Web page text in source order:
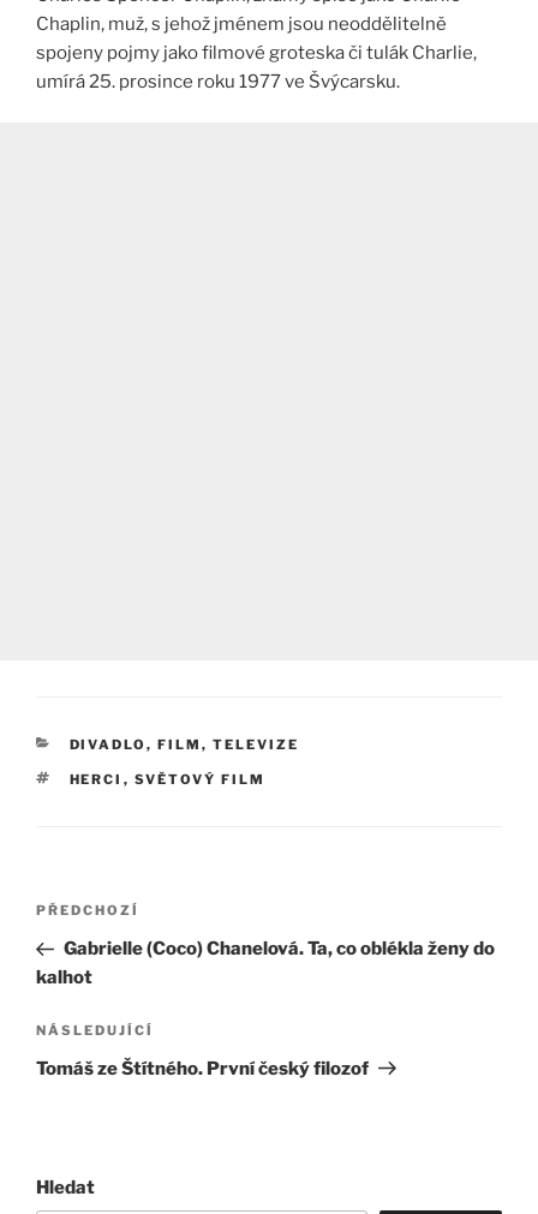
Chaplin, muž, s jehož jménem jsou neoddělitelně
spojeny pojmy jako filmové groteska či tulák Charlie,
umírá 25. prosince roku 1977 ve Švýcarsku.
RUBRIKY
DIVADLO, FILM, TELEVIZE
ŠTÍTKY
HERCI , SVĚTOVÝ FILM
Navigace
příspěvek
Předchozí
příspěvek
PŘEDCHOZÍ
Gabrielle (Coco) Chanelová. Ta, co oblékla ženy do
kalhot
Následující
příspěvek
NÁSLEDUJÍCÍ
Tomáš ze Štítného. První český filozof
Hledat